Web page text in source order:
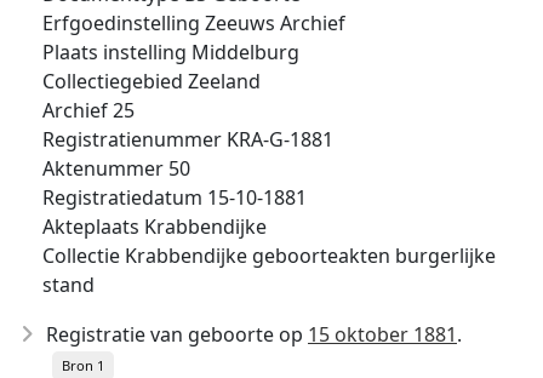
Erfgoedinstelling Zeeuws Archief
Plaats instelling Middelburg
Collectiegebied Zeeland
Archief 25
Registratienummer KRA-G-1881
Aktenummer 50
Registratiedatum 15-10-1881
Akteplaats Krabbendijke
Collectie Krabbendijke geboorteakten burgerlijke
stand
Registratie van geboorte op 15 oktober 1881.
Bron 1